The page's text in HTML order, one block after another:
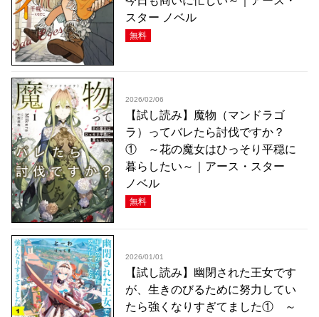
スター ノベル
無料
2026/02/06
【試し読み】魔物（マンドラゴ
ラ）ってバレたら討伐ですか？
① ～花の魔女はひっそり平穏に
暮らしたい～｜アース・スター
ノベル
無料
2026/01/01
【試し読み】幽閉された王女です
が、生きのびるために努力してい
たら強くなりすぎてました① ～